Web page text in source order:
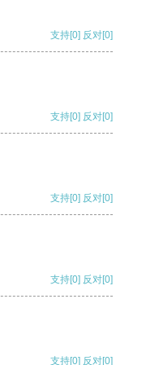
支持[0] 反对[0]
支持[0] 反对[0]
支持[0] 反对[0]
支持[0] 反对[0]
支持[0] 反对[0]